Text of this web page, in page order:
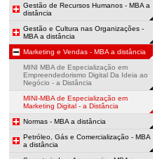
Gestão de Recursos Humanos - MBA a
distância
Gestão e Cultura nas Organizações -
MBA a distância
Marketing e Vendas - MBA a distância
MINI MBA de Especialização em
Empreendedorismo Digital Da Ideia ao
Negócio - a Distância
MINI-MBA de Especialização em
Marketing Digital - a Distância
Normas - MBA a distância
Petróleo, Gás e Comercialização - MBA
a distância